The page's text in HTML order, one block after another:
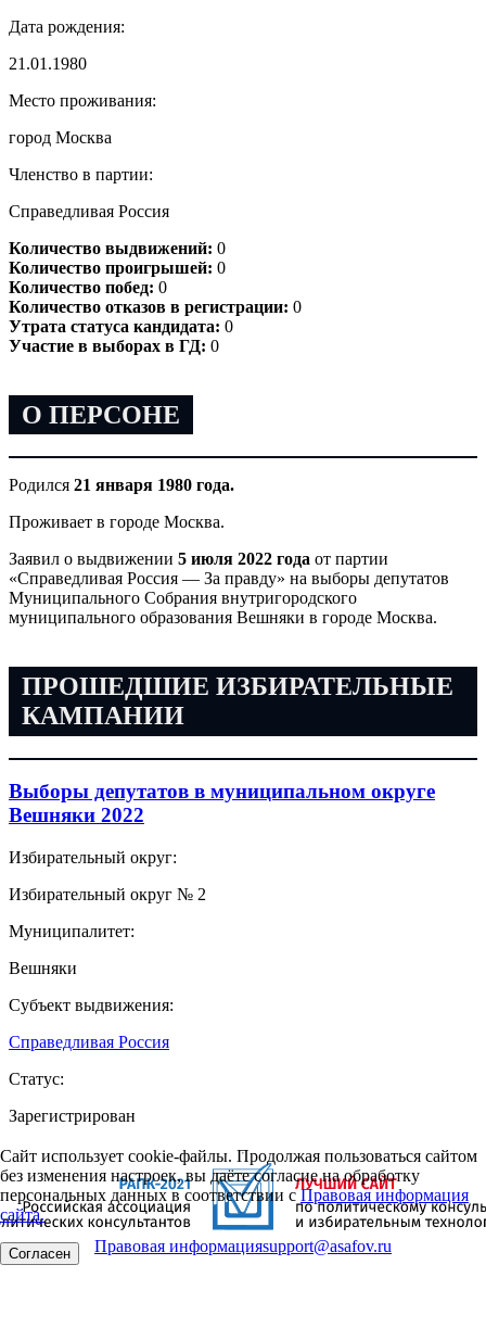
Дата рождения:
21.01.1980
Место проживания:
город Москва
Членство в партии:
Справедливая Россия
Количество выдвижений: 0
Количество проигрышей: 0
Количество побед: 0
Количество отказов в регистрации: 0
Утрата статуса кандидата: 0
Участие в выборах в ГД: 0
О ПЕРСОНЕ
Родился 21 января 1980 года.
Проживает в городе Москва.
Заявил о выдвижении 5 июля 2022 года от партии
«Справедливая Россия — За правду» на выборы депутатов
Муниципального Собрания внутригородского
муниципального образования Вешняки в городе Москва.
ПРОШЕДШИЕ ИЗБИРАТЕЛЬНЫЕ
КАМПАНИИ
Выборы депутатов в муниципальном округе
Вешняки 2022
Избирательный округ:
Избирательный округ № 2
Муниципалитет:
Вешняки
Субъект выдвижения:
Справедливая Россия
Статус:
Зарегистрирован
Сайт использует cookie-файлы. Продолжая пользоваться сайтом
без изменения настроек, вы даёте согласие на обработку
персональных данных в соответствии сПравовая информация
сайта.
Согласен Правовая информацияsupport@asafov.ru